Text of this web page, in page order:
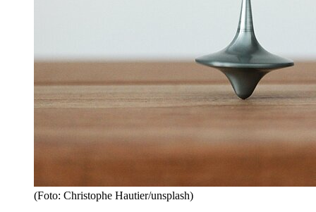
(Foto: Christophe Hautier/unsplash)